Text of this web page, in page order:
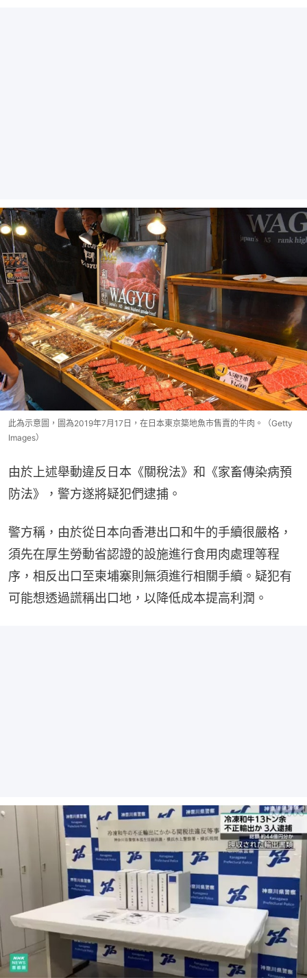
此為示意圖，圖為2019年7月17日，在日本東京築地魚市售賣的牛肉。（Getty
Images）
由於上述舉動違反日本《關稅法》和《家畜傳染病預
防法》，警方遂將疑犯們逮捕。
警方稱，由於從日本向香港出口和牛的手續很嚴格，
須先在厚生勞動省認證的設施進行食用肉處理等程
序，相反出口至柬埔寨則無須進行相關手續。疑犯有
可能想透過謊稱出口地，以降低成本提高利潤。